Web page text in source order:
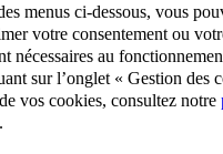
menus ci-dessous, vous
votre consentement ou
nécessaires au
sur l’onglet « Gestion des
vos cookies, consultez notre